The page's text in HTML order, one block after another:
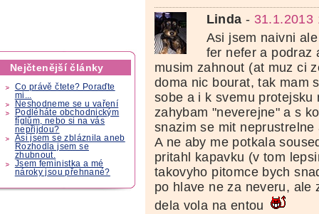
Nejčtenější články
Co právě čtete? Poraďte
mi...
Neshodneme se u vaření
Podléháte obchodnickým
fíglům, nebo si na vás
nepřijdou?
Asi jsem se zbláznila aneb
Rozhodla jsem se
zhubnout.
Jsem feministka a mé
nároky jsou přehnané?
Linda - 31.1.2013
Asi jsem naivni
fer nefer a podraz
musim zahnout (at muz ci
doma nic bourat, tak mam
sobe a i k svemu protejsku
zahybam "neverejne" a s
snazim se mit
A ne aby me potkala
pritahl kapavku (v tom
takovyho pitomce bych
po hlave ne za neveru, ale
dela vola na entou